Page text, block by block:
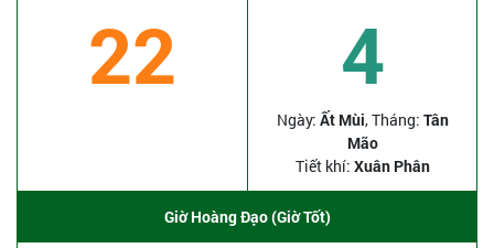
22 4
Ngày: Ất Mùi, Tháng: Tân
Mão
Tiết khí: Xuân Phân
Giờ Hoàng Đạo (Giờ Tốt)